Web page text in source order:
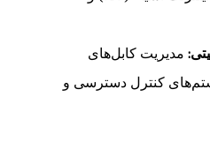
مدیریت کابل‌های
کنترل دسترسی و